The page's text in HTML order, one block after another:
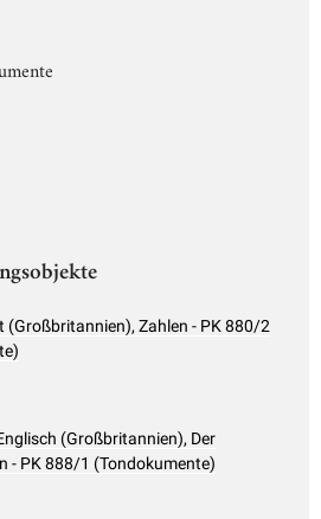
(Großbritannien), Zahlen - PK 880/2
(Großbritannien), Der
- PK 888/1 (Tondokumente)